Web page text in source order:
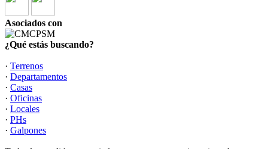
Asociados con
¿Qué estás buscando?
· Terrenos
· Departamentos
· Casas
· Oficinas
· Locales
· PHs
· Galpones